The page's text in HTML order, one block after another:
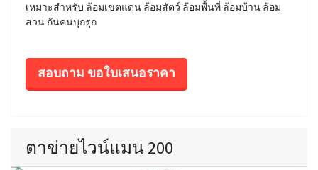
เหมาะสำหรับ ล้อมเขตแดน ล้อมสัตว์ ล้อมพื้นที่ ล้อมบ้าน ล้อม
สวน กันคนบุกรุก
สอบถาม ขอใบเสนอราคา
ตาข่ายไวน์แมน 200